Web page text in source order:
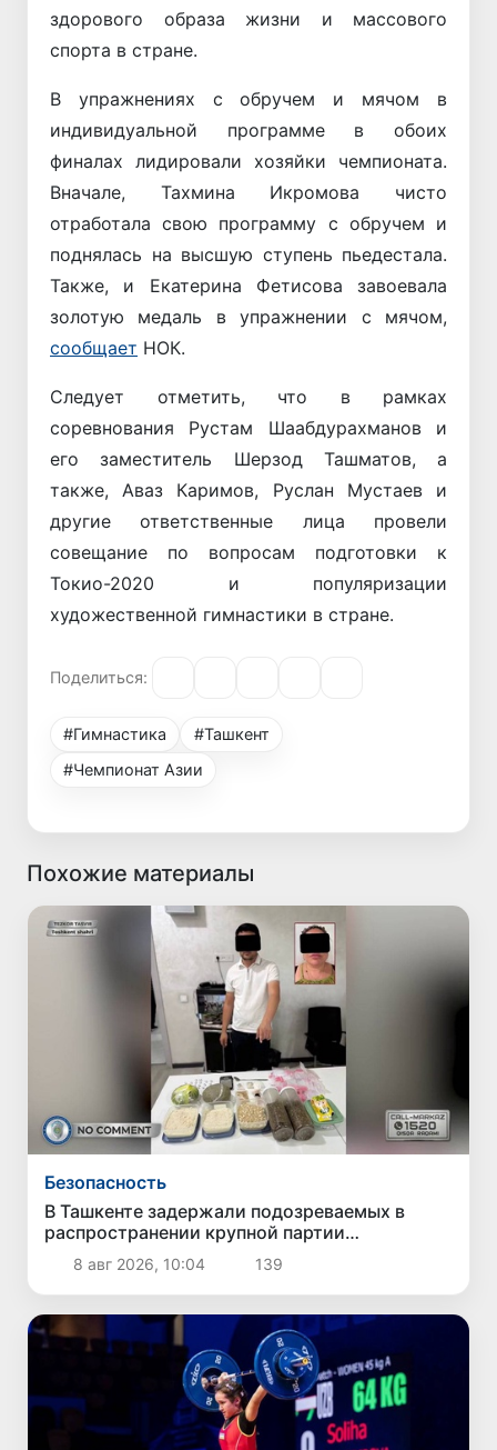
здорового образа жизни и массового
спорта в стране.
В упражнениях с обручем и мячом в
индивидуальной программе в обоих
финалах лидировали хозяйки чемпионата.
Вначале, Тахмина Икромова чисто
отработала свою программу с обручем и
поднялась на высшую ступень пьедестала.
Также, и Екатерина Фетисова завоевала
золотую медаль в упражнении с мячом,
сообщает НОК.
Следует отметить, что в рамках
соревнования Рустам Шаабдурахманов и
его заместитель Шерзод Ташматов, а
также, Аваз Каримов, Руслан Мустаев и
другие ответственные лица провели
совещание по вопросам подготовки к
Токио-2020 и популяризации
художественной гимнастики в стране.
Поделиться:
#Гимнастика
#Ташкент
#Чемпионат Азии
Похожие материалы
Безопасность
В Ташкенте задержали подозреваемых в
распространении крупной партии
наркотиков
8 авг 2026, 10:04 139